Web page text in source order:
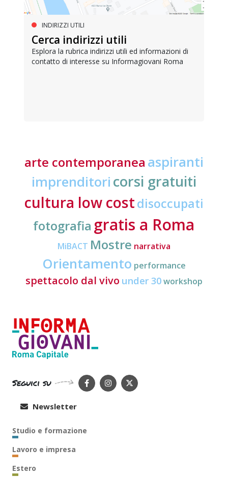
INDIRIZZI UTILI
Cerca indirizzi utili
Esplora la rubrica indirizzi utili ed informazioni di
contatto di interesse su Informagiovani Roma
arte contemporanea aspiranti
imprenditori corsi gratuiti
cultura low costdisoccupati
fotografia gratis a Roma
MiBACT Mostre narrativa
Orientamento performance
spettacolo dal vivo under 30workshop
Seguici su
Newsletter
Studio e formazione
Lavoro e impresa
Estero